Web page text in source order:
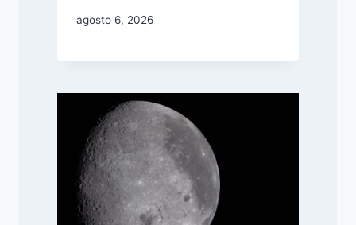
agosto 6, 2026